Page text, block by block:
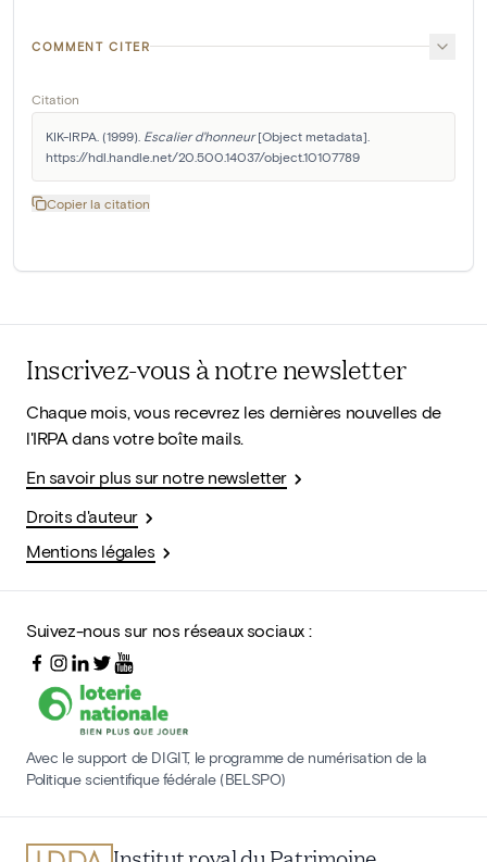
COMMENT CITER
Citation
KIK-IRPA. (1999). Escalier d'honneur [Object metadata].
https://hdl.handle.net/20.500.14037/object.10107789
Copier la citation
Inscrivez-vous à notre newsletter
Chaque mois, vous recevrez les dernières nouvelles de
l'IRPA dans votre boîte mails.
En savoir plus sur notre newsletter
Droits d'auteur
Mentions légales
Suivez-nous sur nos réseaux sociaux :
Avec le support de DIGIT, le programme de numérisation de la
Politique scientifique fédérale (BELSPO)